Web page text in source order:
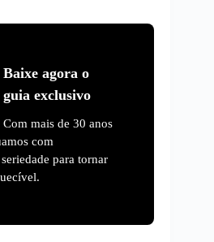
Baixe agora o
guia exclusivo
Com mais de 30 anos
com
para tornar